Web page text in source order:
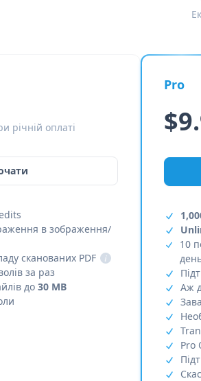
річній оплаті
в зображення/
сканованих PDF
i
за раз
до 30 MB
Pro
10
Аж
Pro